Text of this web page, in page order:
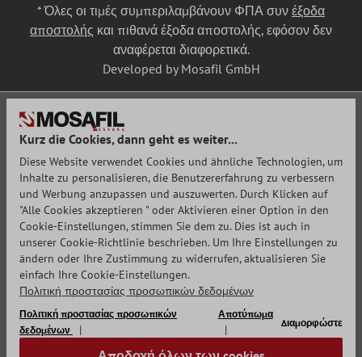
* Όλες οι τιμές συμπεριλαμβάνουν ΦΠΑ συν έξοδα
αποστολής και πιθανά έξοδα αποστολής, εφόσον δεν
αναφέρεται διαφορετικά.
Developed by Mosafil GmbH
Kurz die Cookies, dann geht es weiter...
Diese Website verwendet Cookies und ähnliche Technologien, um
Inhalte zu personalisieren, die Benutzererfahrung zu verbessern
und Werbung anzupassen und auszuwerten. Durch Klicken auf
"Alle Cookies akzeptieren " oder Aktivieren einer Option in den
Cookie-Einstellungen, stimmen Sie dem zu. Dies ist auch in
unserer Cookie-Richtlinie beschrieben. Um Ihre Einstellungen zu
ändern oder Ihre Zustimmung zu widerrufen, aktualisieren Sie
einfach Ihre Cookie-Einstellungen.
Πολιτική προστασίας προσωπικών δεδομένων
Πολιτική προστασίας προσωπικών
δεδομένων
Αποτύπωμα
Διαμορφώστε